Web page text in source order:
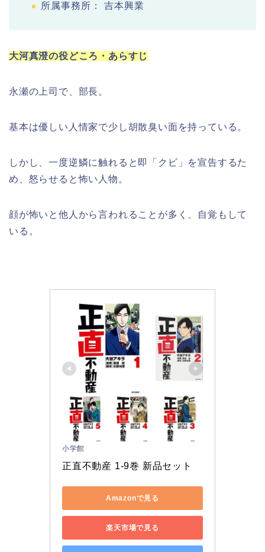
所属事務所： 吉本興業
大河真澄の役どころ・あらすじ
永瀬の上司で、部長。
基本は優しい人情家で少し胡散臭い面を持っている。
しかし、一度逆鱗に触れると即「クビ」を宣告するた
め、怒らせると怖い人物。
顔が怖いと他人から言われることが多く、自覚もして
いる。
小学館
正直不動産 1-9巻 新品セット
Amazonで見る
楽天市場で見る